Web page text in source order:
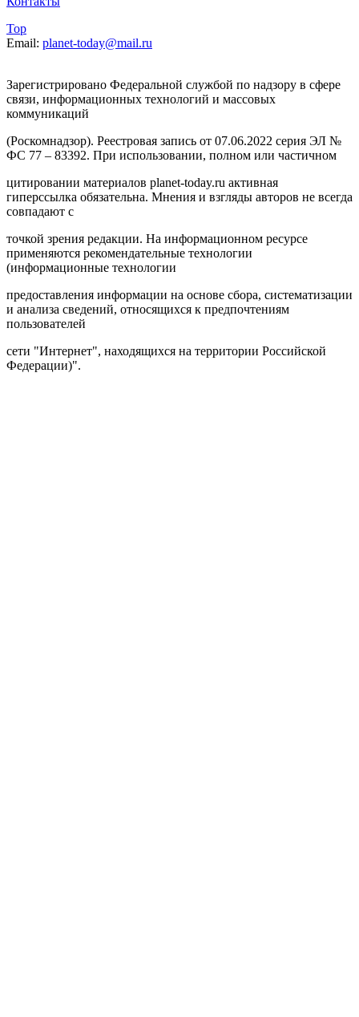
Top
Email: planet-today@mail.ru
Зарегистрировано Федеральной службой по надзору в сфере
связи, информационных технологий и массовых
коммуникаций
(Роскомнадзор). Реестровая запись от 07.06.2022 серия ЭЛ №
ФС 77 – 83392. При использовании, полном или частичном
цитировании материалов planet-today.ru активная
гиперссылка обязательна. Мнения и взгляды авторов не всегда
совпадают с
точкой зрения редакции. На информационном ресурсе
применяются рекомендательные технологии
(информационные технологии
предоставления информации на основе сбора, систематизации
и анализа сведений, относящихся к предпочтениям
пользователей
сети "Интернет", находящихся на территории Российской
Федерации)".